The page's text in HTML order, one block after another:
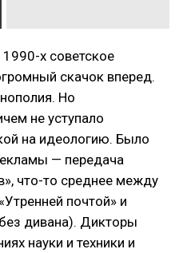
х советское
скачок вперед.
Но
не уступало
на идеологию. Было
— передача
что-то среднее между
почтой» и
дивана). Дикторы
науки и техники и